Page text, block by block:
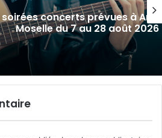
Metz : J-1 avant le cinéma
Plan d’Eau